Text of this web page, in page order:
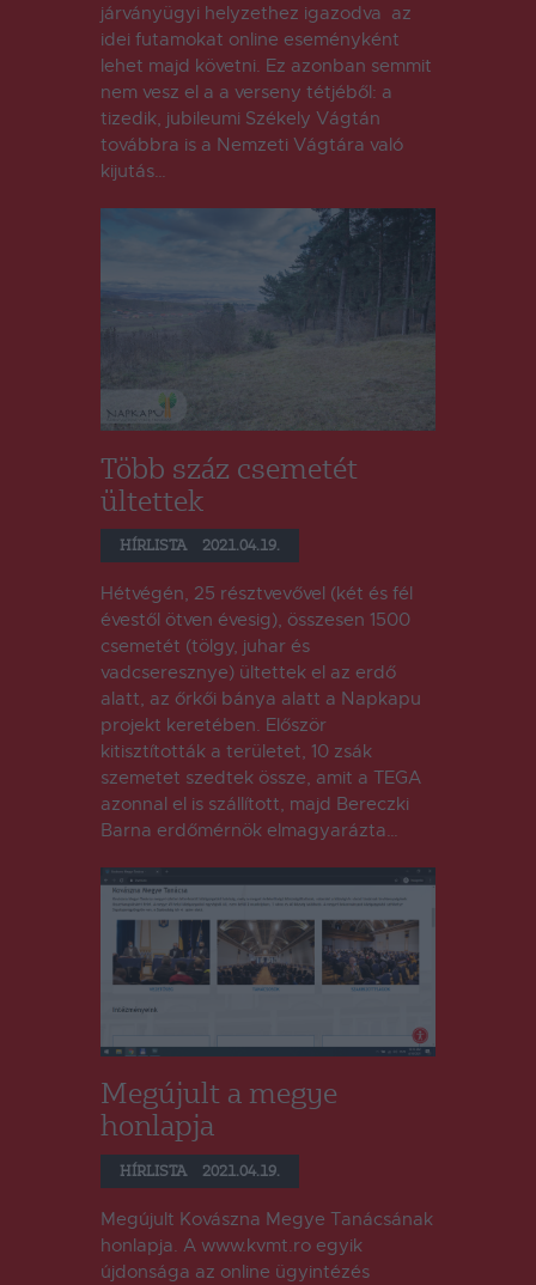
járványügyi helyzethez igazodva az
idei futamokat online eseményként
lehet majd követni. Ez azonban semmit
nem vesz el a a verseny tétjéből: a
tizedik, jubileumi Székely Vágtán
továbbra is a Nemzeti Vágtára való
kijutás…
Több száz csemetét
ültettek
HÍRLISTA 2021.04.19.
Hétvégén, 25 résztvevővel (két és fél
évestől ötven évesig), összesen 1500
csemetét (tölgy, juhar és
vadcseresznye) ültettek el az erdő
alatt, az őrkői bánya alatt a Napkapu
projekt keretében. Először
kitisztították a területet, 10 zsák
szemetet szedtek össze, amit a TEGA
azonnal el is szállított, majd Bereczki
Barna erdőmérnök elmagyarázta…
Megújult a megye
honlapja
HÍRLISTA 2021.04.19.
Megújult Kovászna Megye Tanácsának
honlapja. A www.kvmt.ro egyik
újdonsága az online ügyintézés